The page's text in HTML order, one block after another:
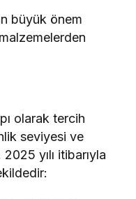
büyük önem
olarak tercih
seviyesi ve
yılı itibarıyla